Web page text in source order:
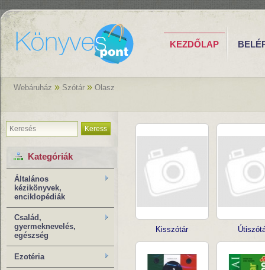
KEZDŐLAP
Webáruház » Szótár » Olasz
Keress
Kategóriák
Általános
kézikönyvek,
enciklopédiák
Család,
gyermeknevelés,
egészség
Ezotéria
Kisszótár